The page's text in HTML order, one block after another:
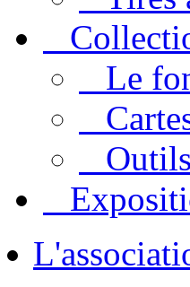
Le
Outils